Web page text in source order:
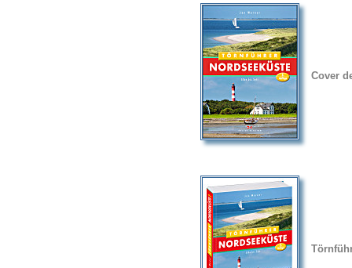
Cover